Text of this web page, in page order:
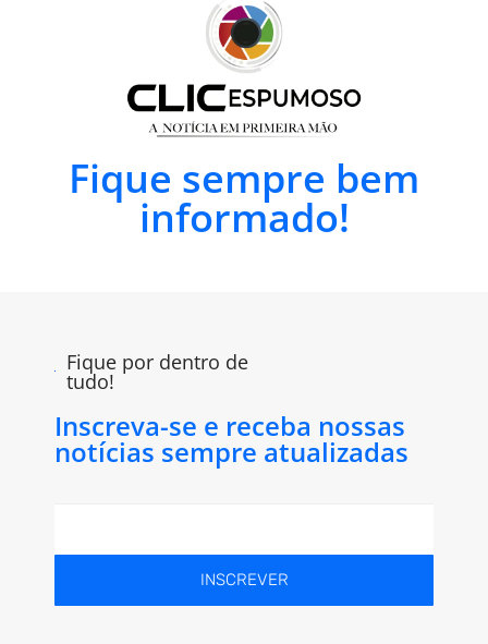
Fique sempre bem
informado!
Fique por dentro de
tudo!
Inscreva-se e receba nossas
notícias sempre atualizadas
INSCREVER